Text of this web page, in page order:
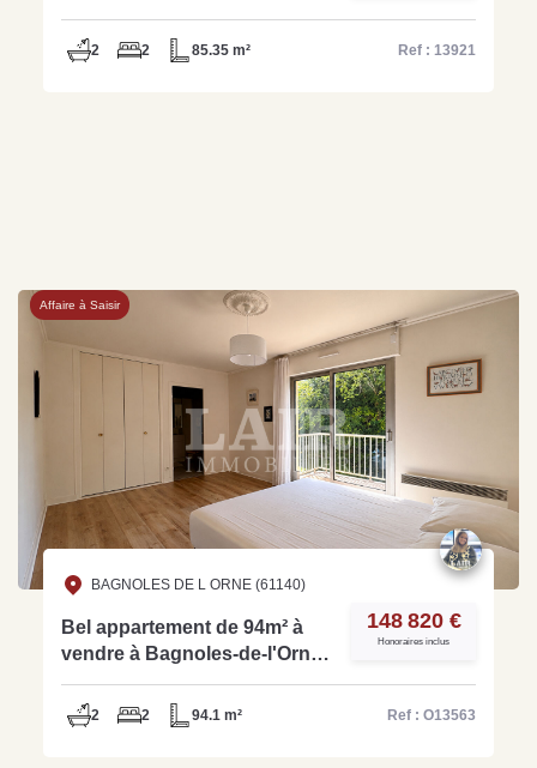
2 2 85.35 m² Ref : 13921
Affaire à Saisir
BAGNOLES DE L ORNE (61140)
Bel appartement de 94m² à
vendre à Bagnoles-de-l'Orne
- Réf O13563
148 820 €
Honoraires inclus
2 2 94.1 m² Ref : O13563